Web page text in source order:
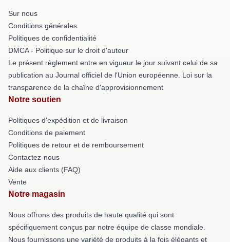
Sur nous
Conditions générales
Politiques de confidentialité
DMCA - Politique sur le droit d'auteur
Le présent règlement entre en vigueur le jour suivant celui de sa
publication au Journal officiel de l'Union européenne. Loi sur la
transparence de la chaîne d'approvisionnement
Notre soutien
Politiques d'expédition et de livraison
Conditions de paiement
Politiques de retour et de remboursement
Contactez-nous
Aide aux clients (FAQ)
Vente
Notre magasin
Nous offrons des produits de haute qualité qui sont
spécifiquement conçus par notre équipe de classe mondiale.
Nous fournissons une variété de produits à la fois élégants et